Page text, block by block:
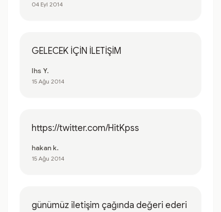
04 Eyl 2014
GELECEK İÇİN İLETİŞİM
Ihs Y.
15 Ağu 2014
https://twitter.com/HitKpss
hakan k.
15 Ağu 2014
günümüz iletişim çağında değeri ederi